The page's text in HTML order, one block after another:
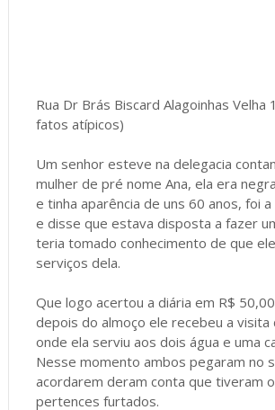
Rua Dr Brás Biscard Alagoinhas Velha
fatos atípicos)
Um senhor esteve na delegacia
mulher de pré nome Ana, ela era
e tinha aparência de uns 60 anos, foi
e disse que estava disposta a fazer
teria tomado conhecimento de que
serviços dela.
Que logo acertou a diária em R$
depois do almoço ele recebeu a visita
onde ela serviu aos dois água e uma
Nesse momento ambos pegaram no
acordarem deram conta que tiveram
pertences furtados.